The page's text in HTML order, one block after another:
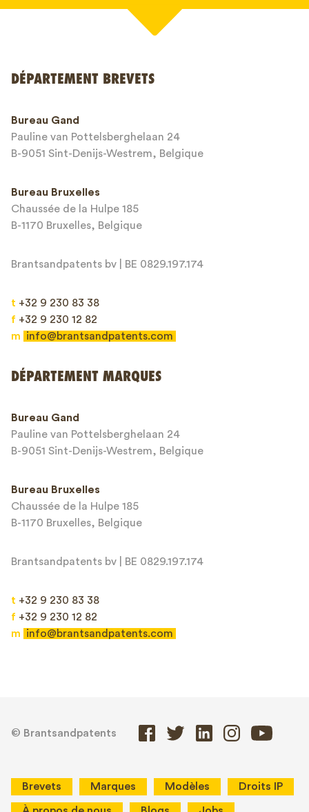
Adresse email*
Message*
This site is protected by reCAPTCHA and the Google
DÉPARTEMENT BREVETS
Bureau Gand
Pauline van Pottelsberghelaan 24
B-9051 Sint-Denijs-Westrem, Belgique
Bureau Bruxelles
Chaussée de la Hulpe 185
B-1170 Bruxelles, Belgique
Brantsandpatents bv | BE 0829.197.174
t +32 9 230 83 38
f +32 9 230 12 82
m
info@brantsandpatents.com
DÉPARTEMENT MARQUES
Bureau Gand
Pauline van Pottelsberghelaan 24
B-9051 Sint-Denijs-Westrem, Belgique
Bureau Bruxelles
Chaussée de la Hulpe 185
B-1170 Bruxelles, Belgique
Brantsandpatents bv | BE 0829.197.174
t +32 9 230 83 38
f +32 9 230 12 82
m
info@brantsandpatents.com
© Brantsandpatents
Brevets Marques Modèles Droits IP